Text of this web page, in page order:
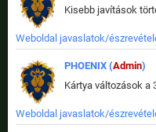
Kisebb javítások
Weboldal javaslatok/
PHOENIX (Admin)
Weboldal javaslatok/